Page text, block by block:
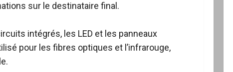
sur le destinataire final.
intégrés, les LED et les panneaux
pour les fibres optiques et l’infrarouge,